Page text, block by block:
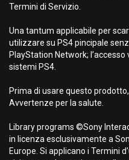
Termini di Servizio.
Una tantum applicabile per
utilizzare su PS4 pincipale
PlayStation Network;
sistemi PS4.
Prima di usare questo
Avvertenze per la salute.
Library programs ©Sony
in licenza esclusivamente a
Europe. Si applicano i Termini